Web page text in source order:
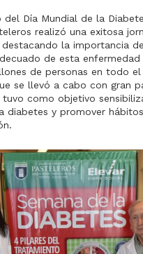
del Día Mundial de la
realizó una exitosa
la importancia
de esta enfermedad
de personas en todo
se llevó a cabo con gran
tuvo como objetivo
diabetes y promover